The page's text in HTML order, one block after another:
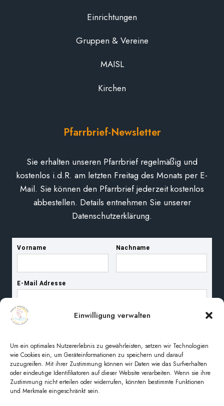
Einwilligung verwalten
Um ein optimales Nutzererlebnis zu gewährleisten, setzen wir Technologien
wie Cookies ein, um Geräteinformationen zu speichern und darauf
zuzugreifen. Mit ihrer Zustimmung können wir Daten wie das Surfverhalten
oder eindeutige Identifikatoren auf dieser Website verarbeiten. Wenn sie ihre
Zustimmung nicht erteilen oder widerrufen, könnten bestimmte Funktionen
und Merkmale eingeschränkt sein.
Einrichtungen
Gruppen & Vereine
MAISL
Kirchen
Pfarrbrief-Newsletter
Sie erhalten unseren Pfarrbrief regelmäßig und
kostenlos i.d.R. am letzten Freitag des Monats per E-
Mail. Sie können den Pfarrbrief jederzeit kostenlos
abbestellen. Details entnehmen Sie unserer
Datenschutzerklärung.